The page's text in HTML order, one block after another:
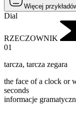
Więcej
Dial
RZECZOWNIK
01
tarcza, tarcza zegara
the face of a clock or
seconds
informacje